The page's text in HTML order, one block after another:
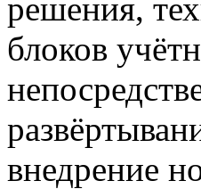
решения,
блоков
внедрение